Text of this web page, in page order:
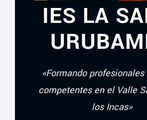
IES LA
«Formando
competentes en el Valle
los Incas»